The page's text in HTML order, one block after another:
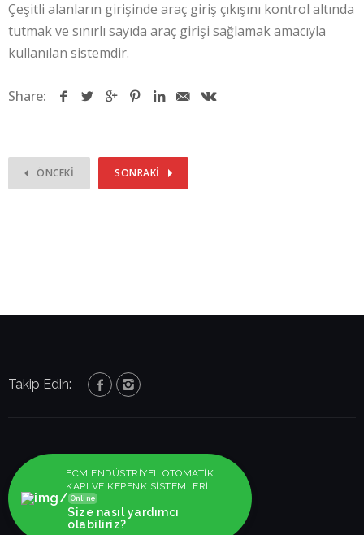
Çeşitli alanların girişinde araç giriş çıkışını kontrol altında
tutmak ve sınırlı sayıda araç girişi sağlamak amacıyla
kullanılan sistemdir.
Share:
ÖNCEKI SONRAKI
Takip Edin:
ECM ENDÜSTRİYEL OTOMATİK
KAPI VE KEPENK SİSTEMLERİ
Online
Size nasıl yardımcı
olabiliriz?